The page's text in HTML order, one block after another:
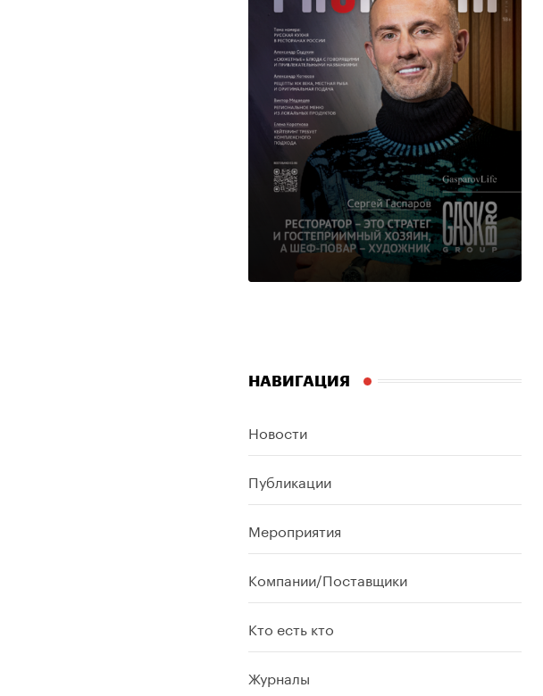
НАВИГАЦИЯ
Новости
Публикации
Мероприятия
Компании/Поставщики
Кто есть кто
Журналы